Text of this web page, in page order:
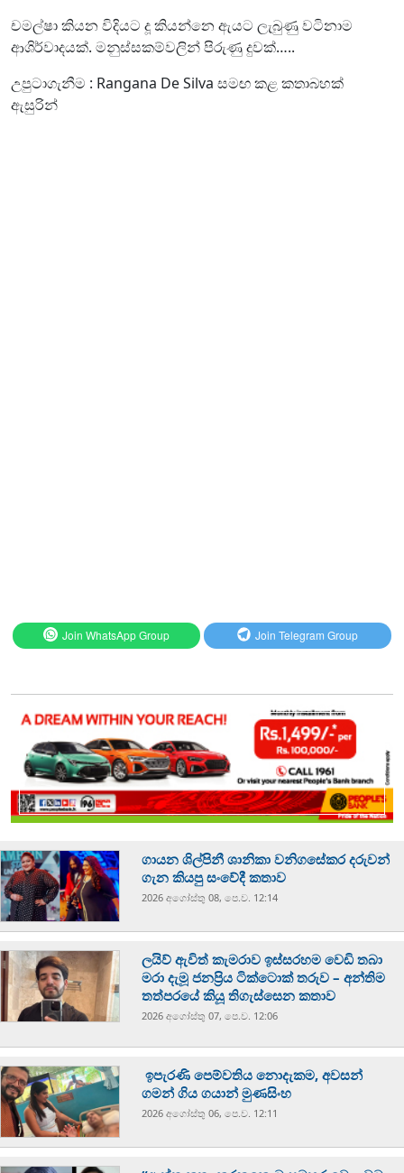
චමල්ෂා කියන විදියට දූ කියන්නෙ ඇයට ලැබුණු වටිනාම
ආශිර්වාදයක්. මනුස්සකම්වලින් පිරුණු දුවක්…..
උපුටාගැනීම : Rangana De Silva සමඟ කළ කතාබහක්
ඇසුරින්
Join WhatsApp Group Join Telegram Group
ගායන ශිල්පිනී ශානිකා වනිගසේකර දරුවන්
ගැන කියපු සංවේදී කතාව
2026 අගෝස්‍තු 08, පෙ.ව. 12:14
ලයිව් ඇවිත් කැමරාව ඉස්සරහම වෙඩි තබා
මරා දැමූ ජනප්‍රිය ටික්ටොක් තරුව – අන්තිම
තත්පරයේ කියූ තිගැස්සෙන කතාව
2026 අගෝස්‍තු 07, පෙ.ව. 12:06
ඉපැරණි පෙම්වතිය නොදැකම, අවසන්
ගමන් ගිය ගයාන් මුණසිංහ
2026 අගෝස්‍තු 06, පෙ.ව. 12:11